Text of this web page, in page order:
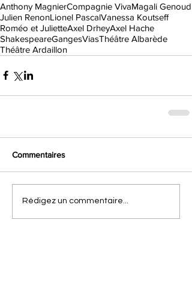
Anthony MagnierCompagnie VivaMagali Genoud
Julien RenonLionel PascalVanessa Koutseff
Roméo et JulietteAxel DrheyAxel Hache
ShakespeareGangesViasThéâtre Albarède
Théâtre Ardaillon
Commentaires
Rédigez un commentaire...